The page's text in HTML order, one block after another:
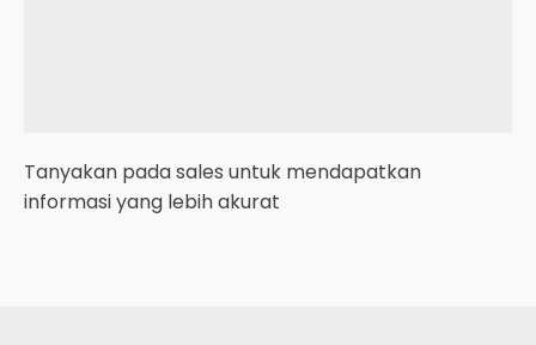
Tanyakan pada sales untuk mendapatkan
informasi yang lebih akurat